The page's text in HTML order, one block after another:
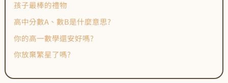
孩子最棒的禮物
高中分數A、數B是什麼意思?
你的高一數學還安好嗎?
你放棄繁星了嗎?